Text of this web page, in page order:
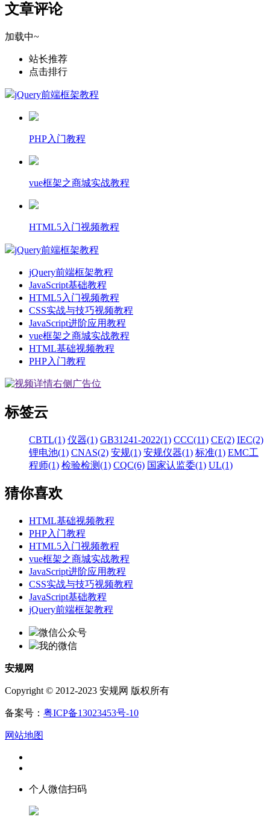
文章评论
加载中~
站长推荐
点击排行
jQuery前端框架教程
PHP入门教程
vue框架之商城实战教程
HTML5入门视频教程
jQuery前端框架教程
jQuery前端框架教程
JavaScript基础教程
HTML5入门视频教程
CSS实战与技巧视频教程
JavaScript进阶应用教程
vue框架之商城实战教程
HTML基础视频教程
PHP入门教程
标签云
CBTL(1) 仪器(1) GB31241-2022(1) CCC(11) CE(2) IEC(2)
锂电池(1) CNAS(2) 安规(1) 安规仪器(1) 标准(1) EMC工
程师(1) 检验检测(1) CQC(6) 国家认监委(1) UL(1)
猜你喜欢
HTML基础视频教程
PHP入门教程
HTML5入门视频教程
vue框架之商城实战教程
JavaScript进阶应用教程
CSS实战与技巧视频教程
JavaScript基础教程
jQuery前端框架教程
微信公众号
我的微信
安规网
Copyright © 2012-2023 安规网 版权所有
备案号： 粤ICP备13023453号-10
网站地图
个人微信扫码